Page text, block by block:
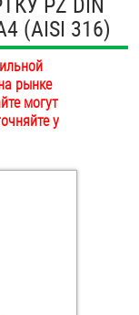
(AISI 316)
рынке
могут
у